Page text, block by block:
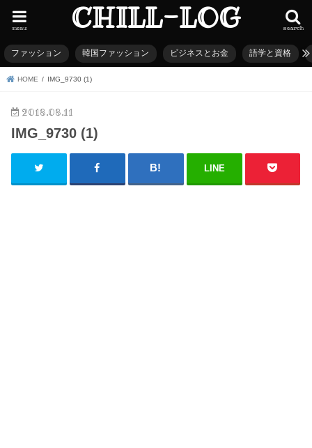
CHILL-LOG search
menu
ファッション 韓国ファッション ビジネスとお金 語学と資格
HOME IMG_9730 (1)
2018.08.11
IMG_9730 (1)
LINE